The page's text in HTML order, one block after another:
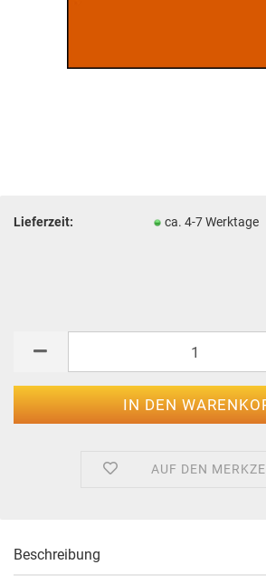
Lieferzeit: ca. 4-7 Werktage
AUF DEN
Beschreibung